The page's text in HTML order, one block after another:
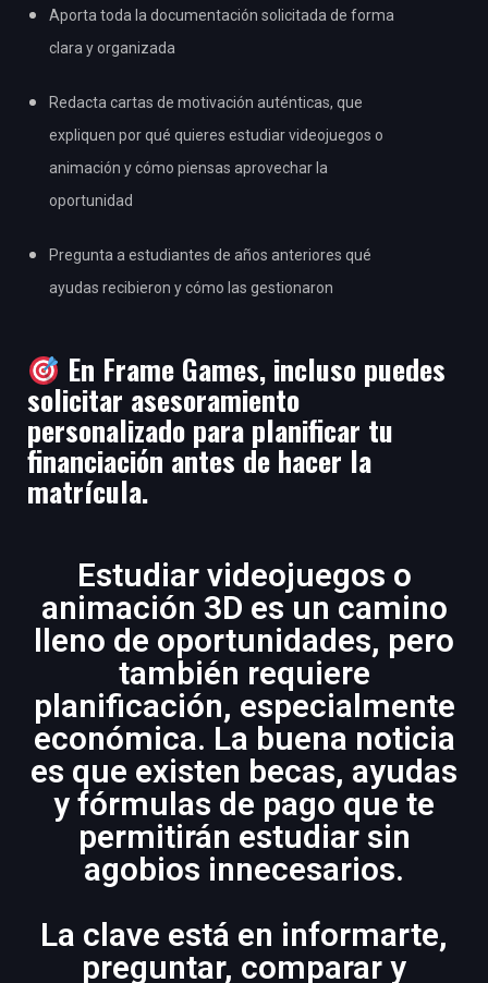
Aporta toda la documentación solicitada de forma
clara y organizada
Redacta cartas de motivación auténticas, que
expliquen por qué quieres estudiar videojuegos o
animación y cómo piensas aprovechar la
oportunidad
Pregunta a estudiantes de años anteriores qué
ayudas recibieron y cómo las gestionaron
En Frame Games, incluso puedes
solicitar asesoramiento
personalizado para planificar tu
financiación antes de hacer la
matrícula.
Estudiar videojuegos o
animación 3D es un camino
lleno de oportunidades, pero
también requiere
planificación, especialmente
económica. La buena noticia
es que existen becas, ayudas
y fórmulas de pago que te
permitirán estudiar sin
agobios innecesarios.
La clave está en informarte,
preguntar, comparar y